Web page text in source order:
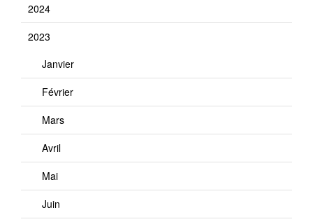
2024
2023
Janvier
Février
Mars
Avril
Mai
Juin